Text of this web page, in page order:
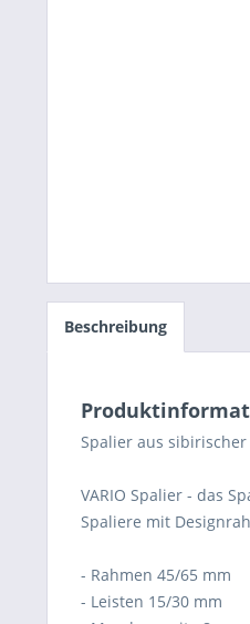
Beschreibung
Spalier aus sibirischer
VARIO Spalier - das
Spaliere mit
- Rahmen 45/65 mm
- Leisten 15/30 mm